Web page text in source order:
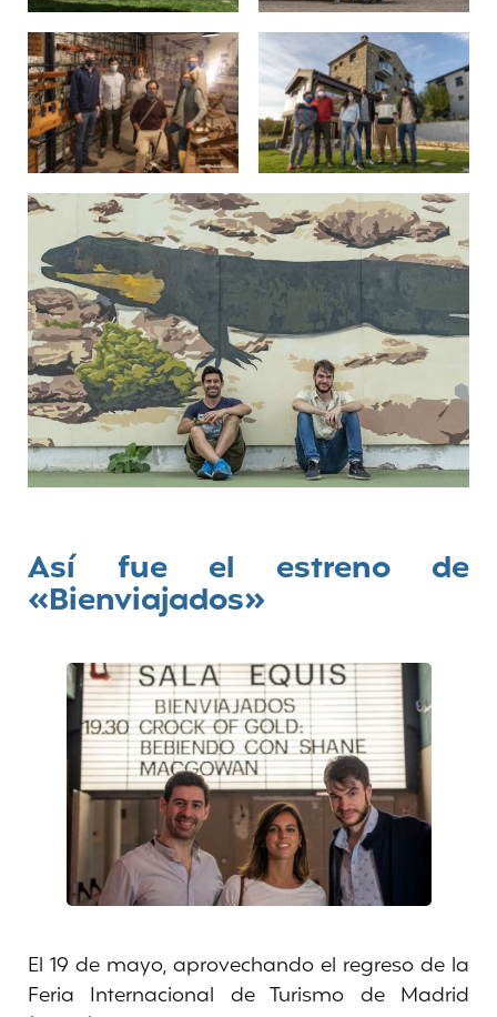
Así fue el estreno de
«Bienviajados»
El 19 de mayo, aprovechando el regreso de la
Feria Internacional de Turismo de Madrid